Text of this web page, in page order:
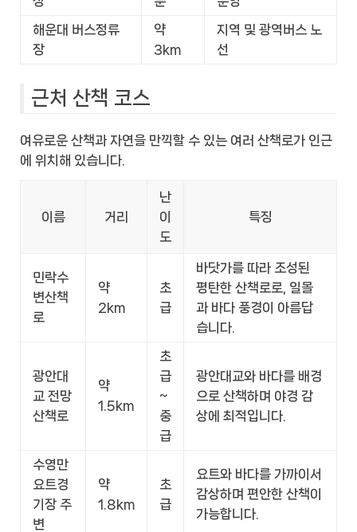
해운대 버스정류
장
약
3km
지역 및 광역버스 노
선
근처 산책 코스
여유로운 산책과 자연을 만끽할 수 있는 여러 산책로가 인근
에 위치해 있습니다.
이름 거리
난
이
도
특징
민락수
변산책
로
약
2km
초
급
바닷가를 따라 조성된
평탄한 산책로로, 일몰
과 바다 풍경이 아름답
습니다.
광안대
교 전망
산책로
약
1.5km
초
급
~
중
급
광안대교와 바다를 배경
으로 산책하며 야경 감
상에 최적입니다.
수영만
요트경
기장 주
변
약
1.8km
초
급
요트와 바다를 가까이서
감상하며 편안한 산책이
가능합니다.